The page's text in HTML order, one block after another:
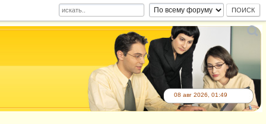
08 авг 2026, 01:49